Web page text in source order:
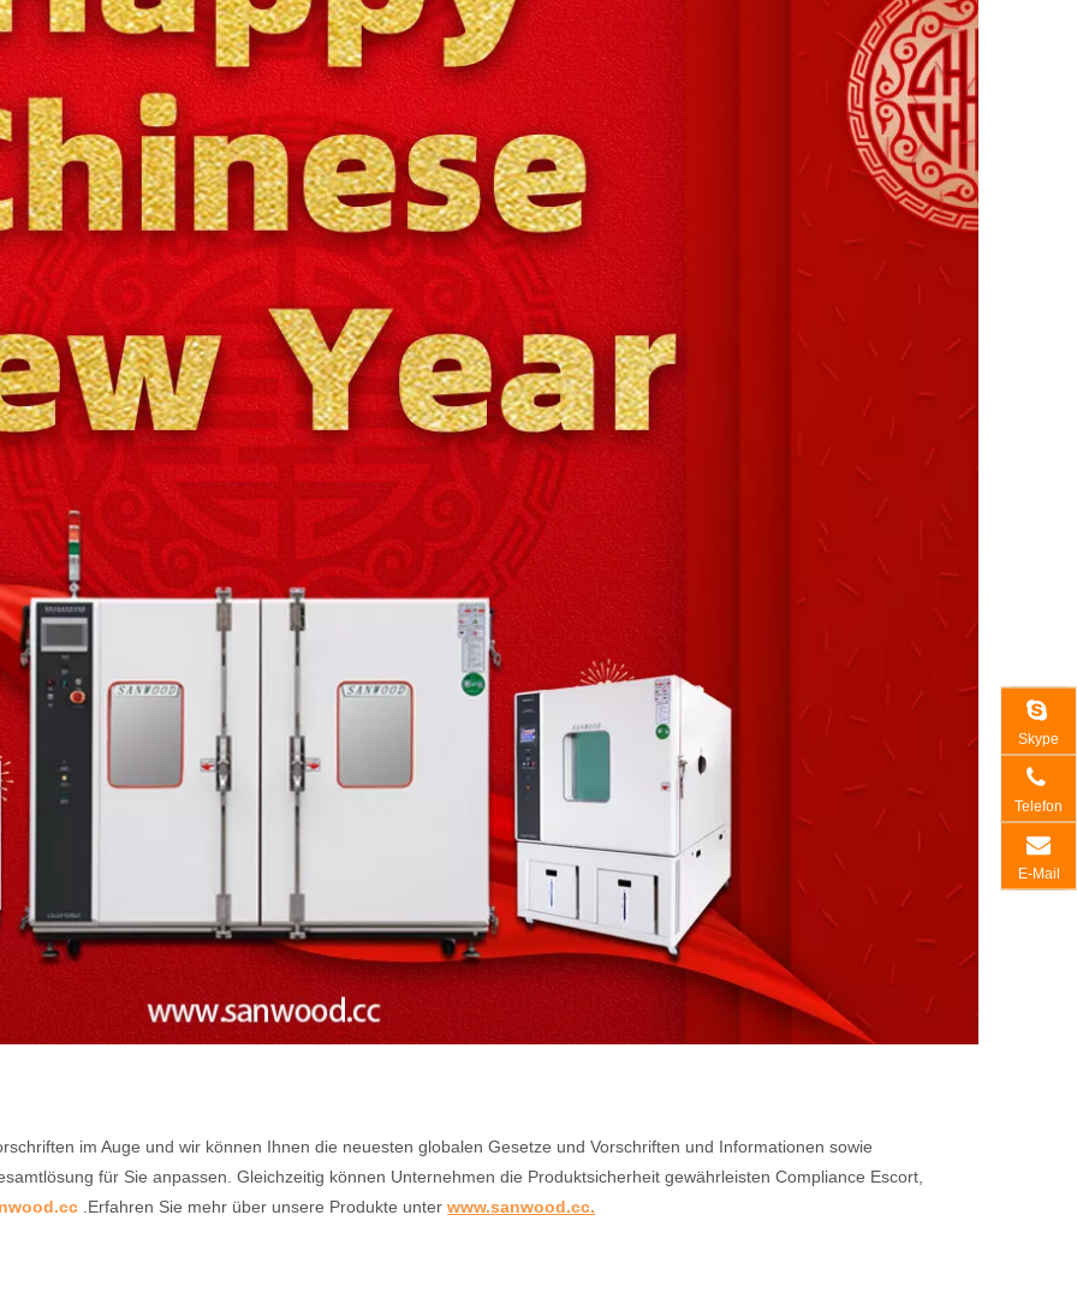
im Auge und wir können Ihnen die neuesten globalen Gesetze und Vorschriften und Informationen sowie
für Sie anpassen. Gleichzeitig können Unternehmen die Produktsicherheit gewährleisten Compliance Escort,
.Erfahren Sie mehr über unsere Produkte unter www.sanwood.cc.
Skype
Telefon
E-Mail